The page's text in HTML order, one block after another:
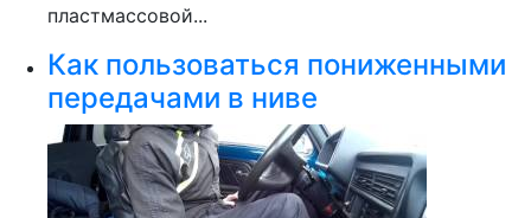
пластмассовой...
Как пользоваться пониженными
передачами в ниве